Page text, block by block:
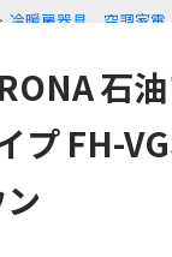
冷暖房器具 空調家電
石
プ FH-